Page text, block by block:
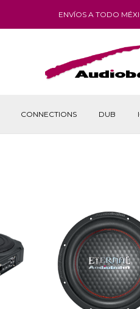
ENVÍOS A TODO
CONNECTIONS DUB